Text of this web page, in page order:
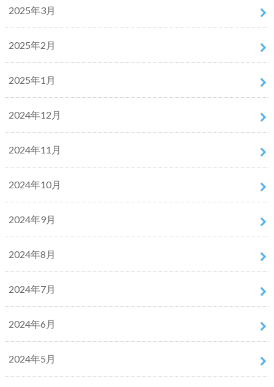
2025年3月
2025年2月
2025年1月
2024年12月
2024年11月
2024年10月
2024年9月
2024年8月
2024年7月
2024年6月
2024年5月